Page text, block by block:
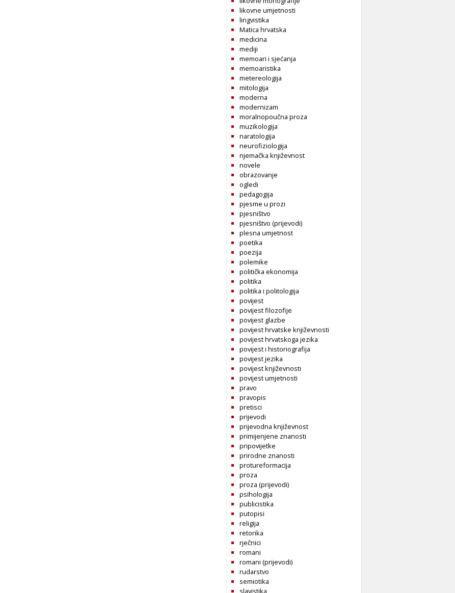
likovne umjetnosti
lingvistika
Matica hrvatska
medicina
mediji
memoari i sjećanja
memoaristika
metereologija
mitologija
moderna
modernizam
moralnopoučna proza
muzikologija
naratologija
neurofiziologija
njemačka književnost
novele
obrazovanje
ogledi
pedagogija
pjesme u prozi
pjesništvo
pjesništvo (prijevodi)
plesna umjetnost
poetika
poezija
polemike
politička ekonomija
politika
politika i politologija
povijest
povijest filozofije
povijest glazbe
povijest hrvatske književnosti
povijest hrvatskoga jezika
povijest i historiografija
povijest jezika
povijest književnosti
povijest umjetnosti
pravo
pravopis
pretisci
prijevodi
prijevodna književnost
primijenjene znanosti
pripovijetke
prirodne znanosti
protureformacija
proza
proza (prijevodi)
psihologija
publicistika
putopisi
religija
retorika
rječnici
romani
romani (prijevodi)
rudarstvo
semiotika
slavistika